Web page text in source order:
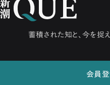
蓄積された知と、今を捉
会員